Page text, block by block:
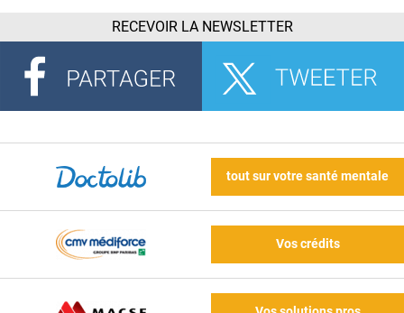
RECEVOIR LA NEWSLETTER
tout sur votre santé mentale
Vos crédits